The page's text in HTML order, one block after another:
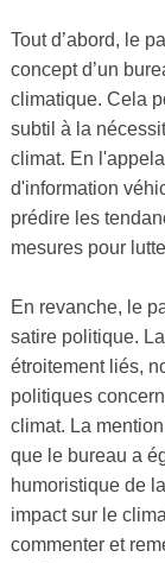
Tout d’abord, le
concept d’un
climatique. Cela
subtil à la
climat. En
d'information
prédire les
mesures pour
En revanche, le
satire politique.
étroitement liés,
politiques
climat. La
que le bureau a
humoristique de
impact sur le
commenter et